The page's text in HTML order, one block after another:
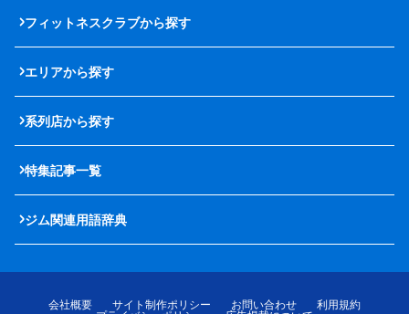
フィットネスクラブから探す
エリアから探す
系列店から探す
特集記事一覧
ジム関連用語辞典
会社概要 サイト制作ポリシー お問い合わせ
利用規約